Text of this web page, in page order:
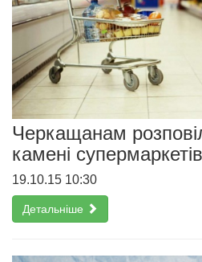
Черкащанам
камені
19.10.15 10:30
Детальніше